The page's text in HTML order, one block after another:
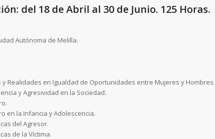
del 18 de Abril al 30 de Junio. 125 Horas.
Autónoma de Melilla.
y Realidades en Igualdad de Oportunidades entre Mujeres y Hombres.
y Agresividad en la Sociedad.
en la Infancia y Adolescencia.
del Agresor.
de la Víctima.